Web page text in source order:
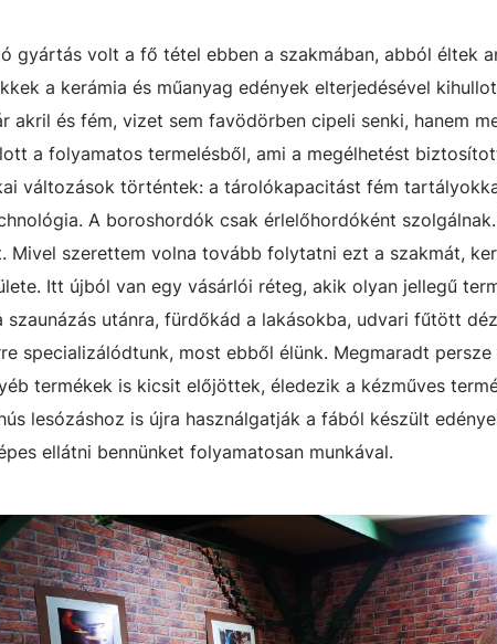
gyártás volt a fő tétel ebben a szakmában, abból éltek
a kerámia és műanyag edények elterjedésével
akril és fém, vizet sem favödörben cipeli senki, hanem
a folyamatos termelésből, ami a megélhetést
változások történtek: a tárolókapacitást fém
A boroshordók csak érlelőhordóként
Mivel szerettem volna tovább folytatni ezt a szakmát,
Itt újból van egy vásárlói réteg, akik olyan jellegű
szaunázás utánra, fürdőkád a lakásokba, udvari fűtött
specializálódtunk, most ebből élünk. Megmaradt
termékek is kicsit előjöttek, éledezik a kézműves
lesózáshoz is újra használgatják a fából készült
ellátni bennünket folyamatosan munkával.